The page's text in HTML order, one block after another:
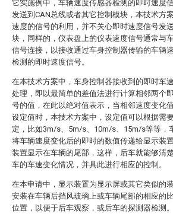
它实施例中，车辆速度传感器检测的即时速度
发送到CAN总线或者其它控制模块，本技术方
速度的信号的利用，并不关心即时速度信号发
块，同样的，仪表盘上的仪表速度信号通常与
信号连接，以接收通过车身控制器传输的车辆
检测的即时速度信号。
在本技术方案中，车身控制器接收到的即时车
处理，即以最简单的差值法进行计算相邻两个
号的值，在此以绝对值表示，当相邻速度变化
设定值时，本技术方案中，设定值可以根据需
定，比如3m/s、5m/s、10m/s、15m/s等等，
将车辆速度变化后的即时的数值传递给显示装
装置显示在车辆的尾部，这样，后车就能够清
车的车速变化情况，并具此进行相应的控制。
在本申请中，显示装置为显示屏或其它类似的
安装在车辆后挡风玻璃上或车辆尾部的相应的
位置，以便于后车观察，或后车的探测器检测。